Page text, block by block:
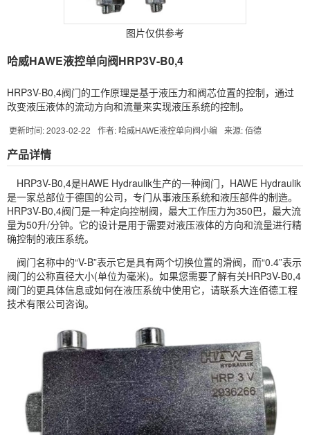
图片仅供参考
哈威HAWE液控单向阀HRP3V-B0,4
HRP3V-B0,4阀门的工作原理是基于液压力和阀芯位置的控制，通过
改变液压液体的流动方向和流量来实现液压系统的控制。
更新时间: 2023-02-22 作者: 哈威HAWE液控单向阀小编 来源: 佰德
产品详情
HRP3V-B0,4是HAWE Hydraulik生产的一种阀门，HAWE Hydraulik
是一家总部位于德国的公司，专门从事液压系统和液压部件的制造。
HRP3V-B0,4阀门是一种定向控制阀，最大工作压力为350巴，最大流
量为50升/分钟。它的设计是用于需要对液压液体的方向和流量进行精
确控制的液压系统。
阀门名称中的“V-B”表示它是具有两个切换位置的滑阀，而“0.4”表示
阀门的公称直径大小(单位为毫米)。如果您需要了解有关HRP3V-B0,4
阀门的更具体信息或如何在液压系统中使用它，请联系大连佰德工程
技术有限公司咨询。